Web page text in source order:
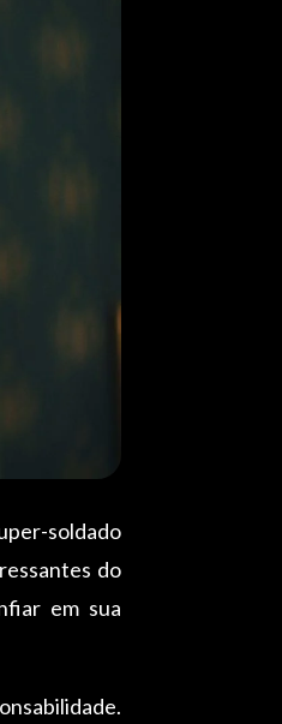
soldado
do
em sua